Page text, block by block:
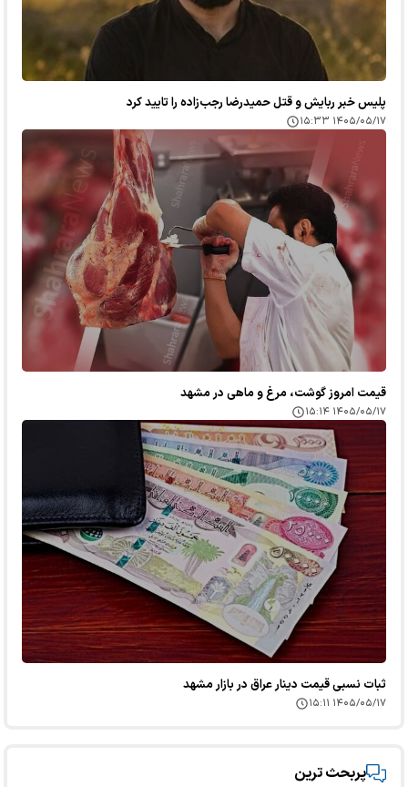
پلیس خبر ربایش و قتل حمیدرضا رجب‌زاده را تایید کرد
۱۴۰۵/۰۵/۱۷ ۱۵:۳۳
قیمت امروز گوشت، مرغ و ماهی در مشهد
۱۴۰۵/۰۵/۱۷ ۱۵:۱۴
ثبات نسبی قیمت دینار عراق در بازار مشهد
۱۴۰۵/۰۵/۱۷ ۱۵:۱۱
پربحث ترین